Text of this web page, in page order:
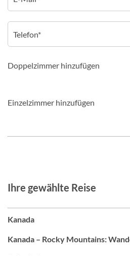
Doppelzimmer hinzufügen
Einzelzimmer hinzufügen
Ihre gewählte Reise
Kanada
Kanada – Rocky Mountains: